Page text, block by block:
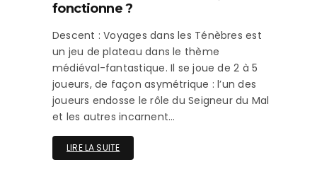
fonctionne ?
Descent : Voyages dans les Ténèbres est
un jeu de plateau dans le thème
médiéval-fantastique. Il se joue de 2 à 5
joueurs, de façon asymétrique : l’un des
joueurs endosse le rôle du Seigneur du Mal
et les autres incarnent…
LIRE LA SUITE